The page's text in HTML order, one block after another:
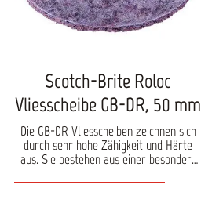
Scotch-Brite Roloc
Vliesscheibe GB-DR, 50 mm
Die GB-DR Vliesscheiben zeichnen sich
durch sehr hohe Zähigkeit und Härte
aus. Sie bestehen aus einer besonders
dichtem Trägermaterial. Besonders